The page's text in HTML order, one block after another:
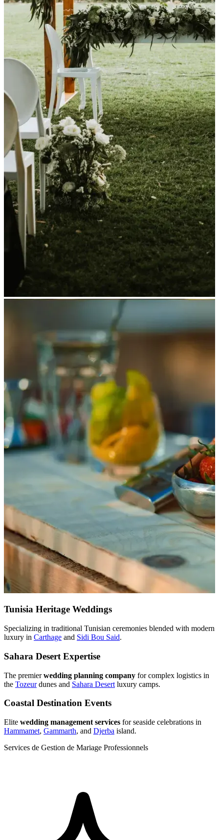
Tunisia Heritage Weddings
Specializing in traditional Tunisian ceremonies blended with modern
luxury in Carthage and Sidi Bou Said.
Sahara Desert Expertise
The premierwedding planning company for complex logistics in
the Tozeurdunes and Sahara Desert luxury camps.
Coastal Destination Events
Elite wedding management services for seaside celebrations in
Hammamet, Gammarth, and Djerba island.
Services de Gestion de Mariage Professionnels